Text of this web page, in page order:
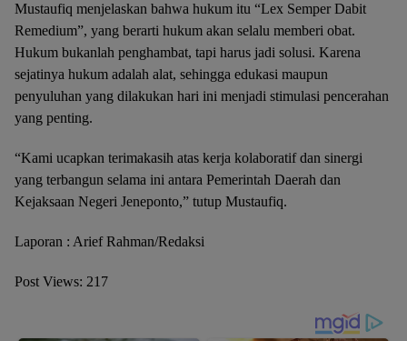
Mustaufiq menjelaskan bahwa hukum itu “Lex Semper Dabit
Remedium”, yang berarti hukum akan selalu memberi obat.
Hukum bukanlah penghambat, tapi harus jadi solusi. Karena
sejatinya hukum adalah alat, sehingga edukasi maupun
penyuluhan yang dilakukan hari ini menjadi stimulasi pencerahan
yang penting.
“Kami ucapkan terimakasih atas kerja kolaboratif dan sinergi
yang terbangun selama ini antara Pemerintah Daerah dan
Kejaksaan Negeri Jeneponto,” tutup Mustaufiq.
Laporan : Arief Rahman/Redaksi
Post Views: 217